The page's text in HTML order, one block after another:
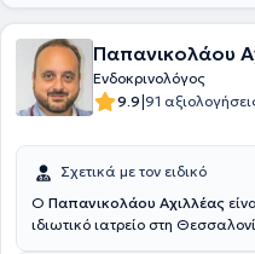
Παπανικολάου
Ενδοκρινολόγος
9.9|91
Σχετικά με τον ειδικό
Ο Παπανικολάου Αχιλλέας
ιδιωτικό ιατρείο στη